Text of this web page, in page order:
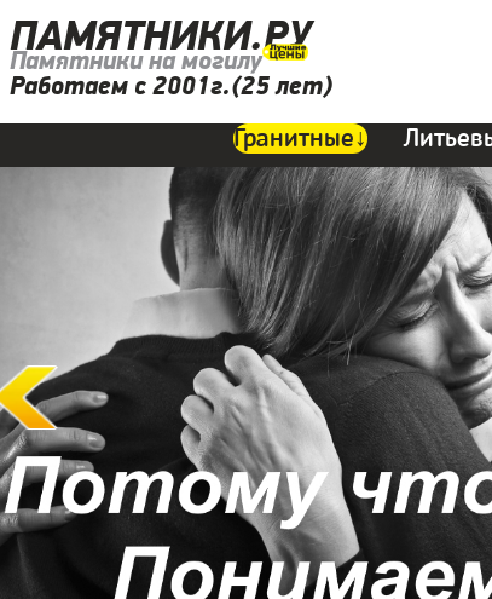
ПАМЯТНИКИ.РУ
Памятники на могилу
Работаем с 2001г.(25 лет)
Гранитные↓